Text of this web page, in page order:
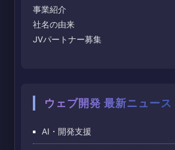
事業紹介
社名の由来
JVパートナー募集
ウェブ開発 最新ニュース
AI・開発支援